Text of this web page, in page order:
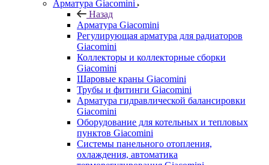
Арматура Giacomini
Назад
Арматура Giacomini
Регулирующая арматура для радиаторов
Giacomini
Коллекторы и коллекторные сборки
Giacomini
Шаровые краны Giacomini
Трубы и фитинги Giacomini
Арматура гидравлической балансировки
Giacomini
Оборудование для котельных и тепловых
пунктов Giacomini
Системы панельного отопления,
охлаждения, автоматика